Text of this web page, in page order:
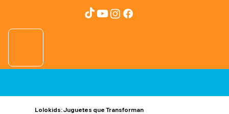
Lolokids: Juguetes que Transforman